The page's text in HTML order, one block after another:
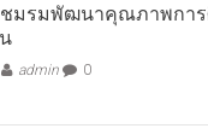
มรมพัฒนาคุณภาพการ
admin 0